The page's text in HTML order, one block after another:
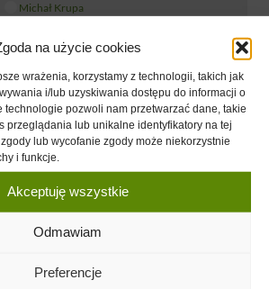
na użycie cookies
wrażenia, korzystamy z technologii, takich jak
i/lub uzyskiwania dostępu do informacji o
technologie pozwoli nam przetwarzać dane, takie
przeglądania lub unikalne identyfikatory na tej
lub wycofanie zgody może niekorzystnie
i funkcje.
Akceptuję wszystkie
Odmawiam
Preferencje
Michał Krupa
11 MAJ 2025
Innovative Entrepreneurship (zajęcia w
języku angelskim) - GOŚĆ SPECJALNY:
Libor Smital cz 4
Michał Krupa
Libor Smital
24 MAJ 2025